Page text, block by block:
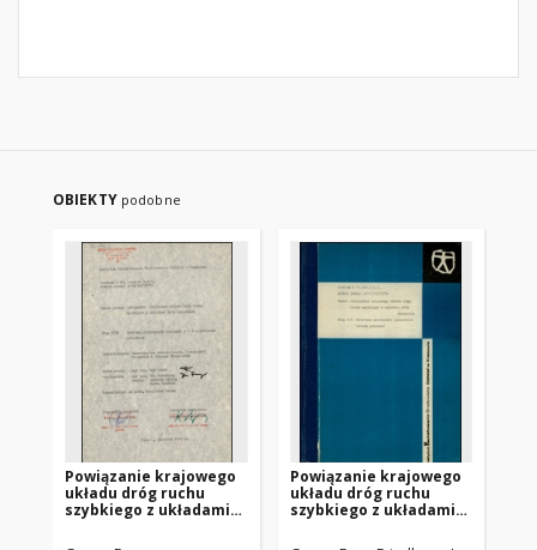
OBIEKTY podobne
Powiązanie krajowego
układu dróg ruchu
szybkiego z układami
Powiązanie krajowego
układu dróg ruchu
szybkiego z układami
Wytyczne metodyczne